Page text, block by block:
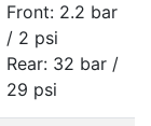
Front: 2.2 bar
/ 2 psi
Rear: 32 bar /
29 psi